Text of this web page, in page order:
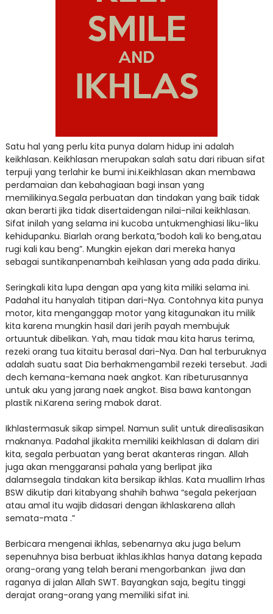
Satu hal yang perlu kita punya dalam hidup ini adalah
keikhlasan. Keikhlasan merupakan salah satu dari ribuan sifat
terpuji yang terlahir ke bumi ini.Keikhlasan akan membawa
perdamaian dan kebahagiaan bagi insan yang
memilikinya.Segala perbuatan dan tindakan yang baik tidak
akan berarti jika tidak disertaidengan nilai-nilai keikhlasan.
Sifat inilah yang selama ini kucoba untukmenghiasi liku-liku
kehidupanku. Biarlah orang berkata,”bodoh kali ko beng,atau
rugi kali kau beng”. Mungkin ejekan dari mereka hanya
sebagai suntikanpenambah keihlasan yang ada pada diriku.
Seringkali kita lupa dengan apa yang kita miliki selama ini.
Padahal itu hanyalah titipan dari-Nya. Contohnya kita punya
motor, kita menganggap motor yang kitagunakan itu milik
kita karena mungkin hasil dari jerih payah membujuk
ortuuntuk dibelikan. Yah, mau tidak mau kita harus terima,
rezeki orang tua kitaitu berasal dari-Nya. Dan hal terburuknya
adalah suatu saat Dia berhakmengambil rezeki tersebut. Jadi
dech kemana-kemana naek angkot. Kan ribeturusannya
untuk aku yang jarang naek angkot. Bisa bawa kantongan
plastik ni.Karena sering mabok darat.
Ikhlastermasuk sikap simpel. Namun sulit untuk direalisasikan
maknanya. Padahal jikakita memiliki keikhlasan di dalam diri
kita, segala perbuatan yang berat akanteras ringan. Allah
juga akan menggaransi pahala yang berlipat jika
dalamsegala tindakan kita bersikap ikhlas. Kata muallim Irhas
BSW dikutip dari kitabyang shahih bahwa “segala pekerjaan
atau amal itu wajib didasari dengan ikhlaskarena allah
semata-mata .”
Berbicara mengenai ikhlas, sebenarnya aku juga belum
sepenuhnya bisa berbuat ikhlas.ikhlas hanya datang kepada
orang-orang yang telah berani mengorbankan jiwa dan
raganya di jalan Allah SWT. Bayangkan saja, begitu tinggi
derajat orang-orang yang memiliki sifat ini.